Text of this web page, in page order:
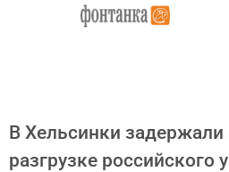
В Хельсинки
разгрузке российского